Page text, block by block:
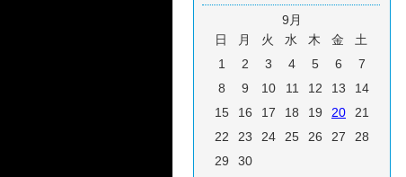
9月
日
月 火 水 木 金
土
1
2 3 4 5 6
7
8
9 10 11 12 13
14
15
16 17 18 19 20
21
22
23 24 25 26 27
28
29
30